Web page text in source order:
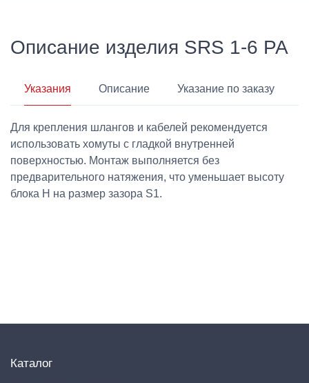
Описание изделия SRS 1-6 PA
Указания Описание Указание по заказу
Для крепления шлангов и кабелей рекомендуется
использовать хомуты с гладкой внутренней
поверхностью. Монтаж выполняется без
предварительного натяжения, что уменьшает высоту
блока H на размер зазора S1.
Каталог